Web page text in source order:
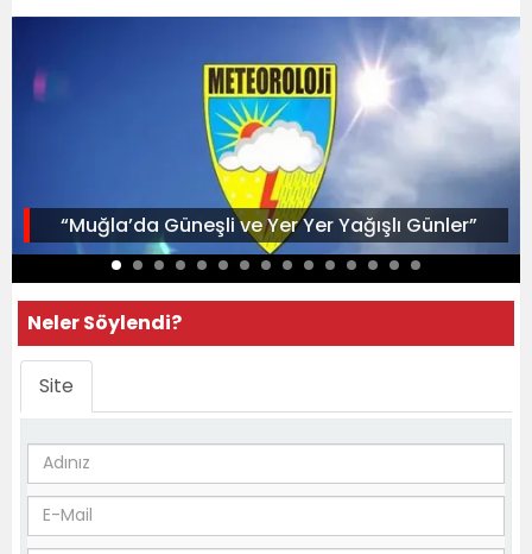
“Muğla’da Güneşli ve Yer Yer Yağışlı Günler”
Neler Söylendi?
Site